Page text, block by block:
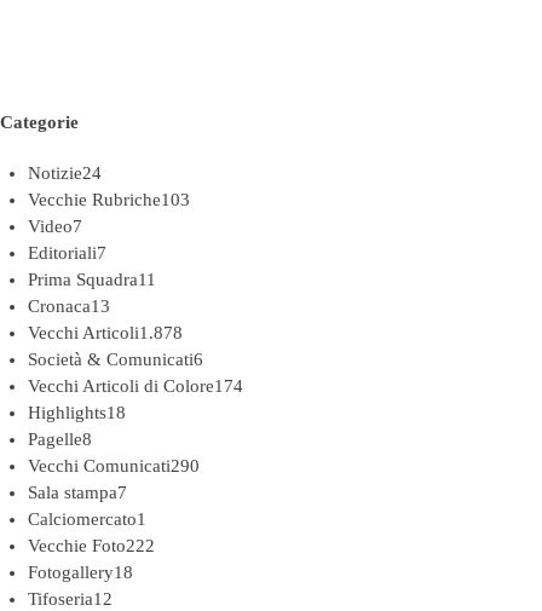
Categorie
Notizie24
Vecchie Rubriche103
Video7
Editoriali7
Prima Squadra11
Cronaca13
Vecchi Articoli1.878
Società & Comunicati6
Vecchi Articoli di Colore174
Highlights18
Pagelle8
Vecchi Comunicati290
Sala stampa7
Calciomercato1
Vecchie Foto222
Fotogallery18
Tifoseria12